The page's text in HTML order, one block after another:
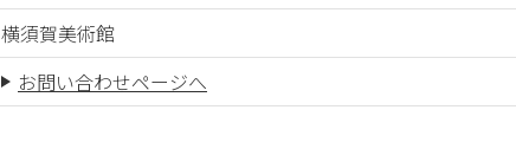
横須賀美術館
お問い合わせページへ